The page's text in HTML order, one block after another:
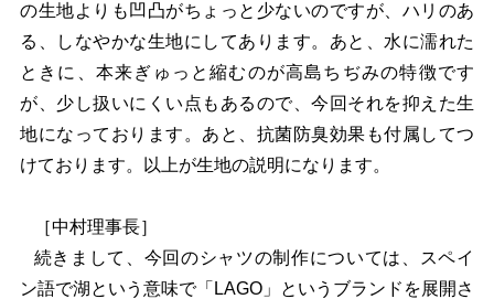
の生地よりも凹凸がちょっと少ないのですが、ハリのあ
る、しなやかな生地にしてあります。あと、水に濡れた
ときに、本来ぎゅっと縮むのが高島ちぢみの特徴です
が、少し扱いにくい点もあるので、今回それを抑えた生
地になっております。あと、抗菌防臭効果も付属してつ
けております。以上が生地の説明になります。
［中村理事長］
続きまして、今回のシャツの制作については、スペイ
ン語で湖という意味で「LAGO」というブランドを展開さ